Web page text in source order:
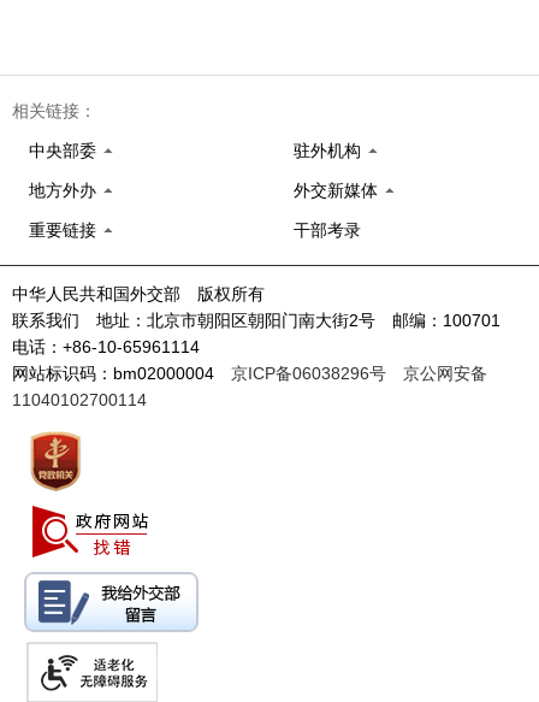
相关链接：
中央部委 驻外机构
地方外办 外交新媒体
重要链接 干部考录
中华人民共和国外交部 版权所有
联系我们 地址：北京市朝阳区朝阳门南大街2号 邮编：100701
电话：+86-10-65961114
网站标识码：bm02000004 京ICP备06038296号
京公网安备
11040102700114